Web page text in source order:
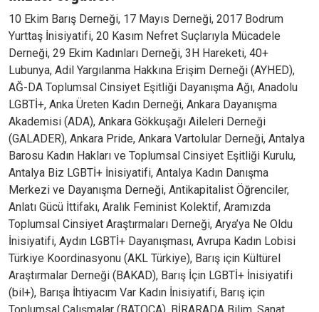
10 Ekim Barış Derneği, 17 Mayıs Derneği, 2017 Bodrum
Yurttaş İnisiyatifi, 20 Kasım Nefret Suçlarıyla Mücadele
Derneği, 29 Ekim Kadınları Derneği, 3H Hareketi, 40+
Lubunya, Adil Yargılanma Hakkına Erişim Derneği (AYHED),
AĞ-DA Toplumsal Cinsiyet Eşitliği Dayanışma Ağı, Anadolu
LGBTİ+, Anka Üreten Kadın Derneği, Ankara Dayanışma
Akademisi (ADA), Ankara Gökkuşağı Aileleri Derneği
(GALADER), Ankara Pride, Ankara Vartolular Derneği, Antalya
Barosu Kadın Hakları ve Toplumsal Cinsiyet Eşitliği Kurulu,
Antalya Biz LGBTİ+ İnisiyatifi, Antalya Kadın Danışma
Merkezi ve Dayanışma Derneği, Antikapitalist Öğrenciler,
Anlatı Gücü İttifakı, Aralık Feminist Kolektif, Aramızda
Toplumsal Cinsiyet Araştırmaları Derneği, Arya’ya Ne Oldu
İnisiyatifi, Aydın LGBTİ+ Dayanışması, Avrupa Kadın Lobisi
Türkiye Koordinasyonu (AKL Türkiye), Barış için Kültürel
Araştırmalar Derneği (BAKAD), Barış İçin LGBTİ+ İnisiyatifi
(bil+), Barışa İhtiyacım Var Kadın İnisiyatifi, Barış için